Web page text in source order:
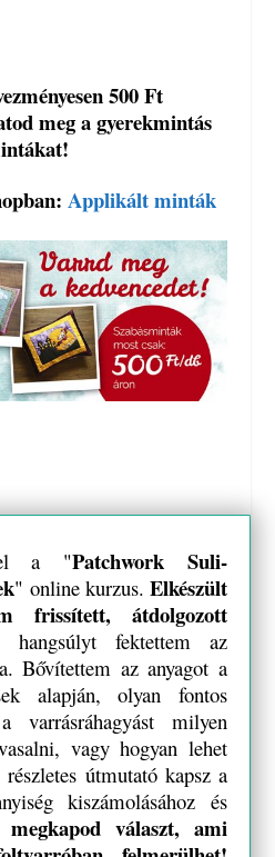
500 Ft
meg a gyerekmintás
Applikált minták
el a "Patchwork Suli-
" online kurzus. Elkészült
frissített, átdolgozott
hangsúlyt fektettem az
Bővítettem az anyagot a
alapján, olyan fontos
varrásráhagyást milyen
vagy hogyan lehet
útmutató kapsz a
kiszámolásához és
megkapod választ, ami